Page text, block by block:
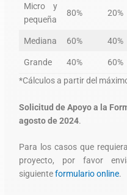
Micro y
pequeña
80% 20%
Mediana 60% 40%
Grande 40% 60%
*Cálculos a partir del
Solicitud de Apoyo a la
agosto de 2024.
Para los casos que
proyecto, por favor
siguienteformulario online.